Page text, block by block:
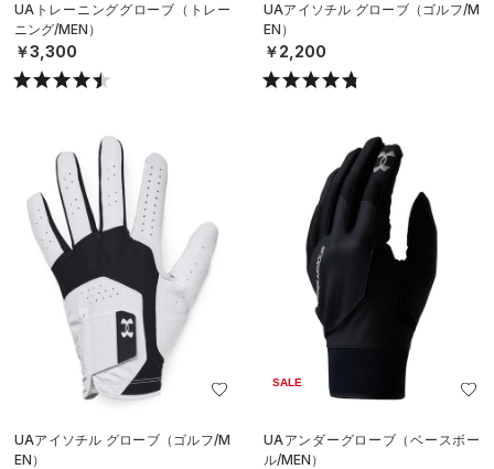
UAトレーニンググローブ（トレー
ニング/MEN）
￥3,300
UAアイソチル グローブ（ゴルフ/M
EN）
￥2,200
UAアイソチル グローブ（ゴルフ/M
EN）
SALE
UAアンダーグローブ（ベースボー
ル/MEN）